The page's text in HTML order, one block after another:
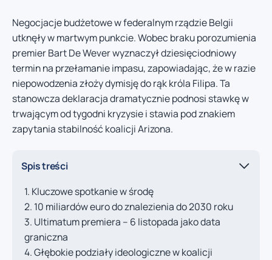
Negocjacje budżetowe w federalnym rządzie Belgii
utknęły w martwym punkcie. Wobec braku porozumienia
premier Bart De Wever wyznaczył dziesięciodniowy
termin na przełamanie impasu, zapowiadając, że w razie
niepowodzenia złoży dymisję do rąk króla Filipa. Ta
stanowcza deklaracja dramatycznie podnosi stawkę w
trwającym od tygodni kryzysie i stawia pod znakiem
zapytania stabilność koalicji Arizona.
Spis treści
Kluczowe spotkanie w środę
10 miliardów euro do znalezienia do 2030 roku
Ultimatum premiera – 6 listopada jako data
graniczna
Głębokie podziały ideologiczne w koalicji